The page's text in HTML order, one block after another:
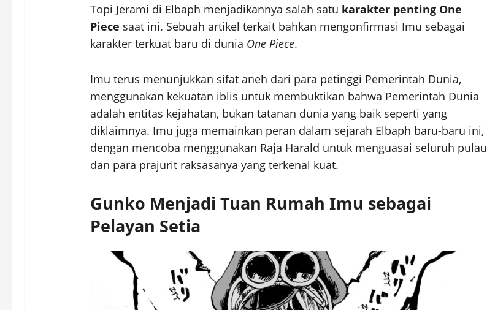
Topi Jerami di Elbaph menjadikannya salah satu karakter penting One
Piece saat ini. Sebuah artikel terkait bahkan mengonfirmasi Imu sebagai
karakter terkuat baru di dunia One Piece.
Imu terus menunjukkan sifat aneh dari para petinggi Pemerintah Dunia,
menggunakan kekuatan iblis untuk membuktikan bahwa Pemerintah Dunia
adalah entitas kejahatan, bukan tatanan dunia yang baik seperti yang
diklaimnya. Imu juga memainkan peran dalam sejarah Elbaph baru-baru ini,
dengan mencoba menggunakan Raja Harald untuk menguasai seluruh pulau
dan para prajurit raksasanya yang terkenal kuat.
Gunko Menjadi Tuan Rumah Imu sebagai
Pelayan Setia